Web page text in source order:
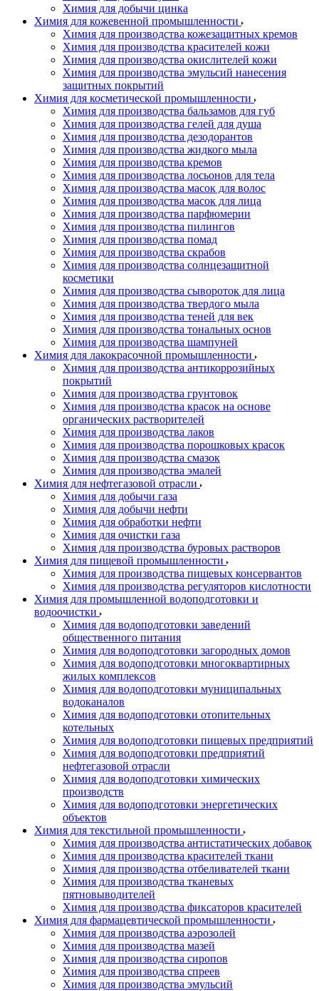
Химия для добычи цинка
Химия для кожевенной промышленности
Химия для производства кожезащитных кремов
Химия для производства красителей кожи
Химия для производства окислителей кожи
Химия для производства эмульсий нанесения
защитных покрытий
Химия для косметической промышленности
Химия для производства бальзамов для губ
Химия для производства гелей для душа
Химия для производства дезодорантов
Химия для производства жидкого мыла
Химия для производства кремов
Химия для производства лосьонов для тела
Химия для производства масок для волос
Химия для производства масок для лица
Химия для производства парфюмерии
Химия для производства пилингов
Химия для производства помад
Химия для производства скрабов
Химия для производства солнцезащитной
косметики
Химия для производства сывороток для лица
Химия для производства твердого мыла
Химия для производства теней для век
Химия для производства тональных основ
Химия для производства шампуней
Химия для лакокрасочной промышленности
Химия для производства антикоррозийных
покрытий
Химия для производства грунтовок
Химия для производства красок на основе
органических растворителей
Химия для производства лаков
Химия для производства порошковых красок
Химия для производства смазок
Химия для производства эмалей
Химия для нефтегазовой отрасли
Химия для добычи газа
Химия для добычи нефти
Химия для обработки нефти
Химия для очистки газа
Химия для производства буровых растворов
Химия для пищевой промышленности
Химия для производства пищевых консервантов
Химия для производства регуляторов кислотности
Химия для промышленной водоподготовки и
водоочистки
Химия для водоподготовки заведений
общественного питания
Химия для водоподготовки загородных домов
Химия для водоподготовки многоквартирных
жилых комплексов
Химия для водоподготовки муниципальных
водоканалов
Химия для водоподготовки отопительных
котельных
Химия для водоподготовки пищевых предприятий
Химия для водоподготовки предприятий
нефтегазовой отрасли
Химия для водоподготовки химических
производств
Химия для водоподготовки энергетических
объектов
Химия для текстильной промышленности
Химия для производства антистатических добавок
Химия для производства красителей ткани
Химия для производства отбеливателей ткани
Химия для производства тканевых
пятновыводителей
Химия для производства фиксаторов красителей
Химия для фармацевтической промышленности
Химия для производства аэрозолей
Химия для производства мазей
Химия для производства сиропов
Химия для производства спреев
Химия для производства эмульсий